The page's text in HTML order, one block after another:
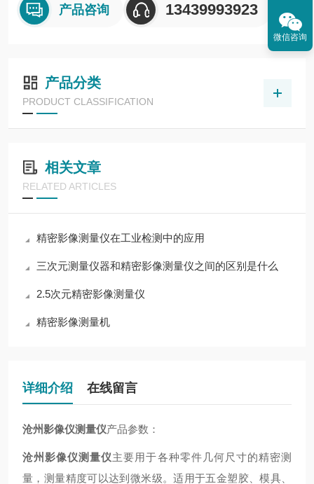
产品咨询 13439993923
产品分类
PRODUCT CLASSIFICATION
相关文章
RELATED ARTICLES
精密影像测量仪在工业检测中的应用
三次元测量仪器和精密影像测量仪之间的区别是什么
2.5次元精密影像测量仪
精密影像测量机
详细介绍 在线留言
沧州影像仪测量仪产品参数：
沧州影像仪测量仪主要用于各种零件几何尺寸的精密测
量，测量精度可以达到微米级。适用于五金塑胶、模具、
微信咨询